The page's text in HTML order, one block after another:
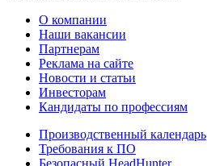
О компании
Наши вакансии
Партнерам
Реклама на сайте
Новости и статьи
Инвесторам
Кандидаты по профессиям
Производственный календарь
Требования к ПО
Безопасный HeadHunter